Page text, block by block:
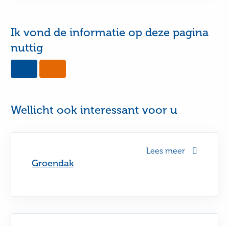
Ik vond de informatie op deze pagina
nuttig
this
this
useful
Wellicht ook interessant voor u
Groendak
Lees meer